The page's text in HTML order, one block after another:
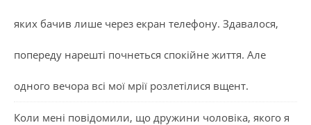
яких бачив лише через екран телефону. Здавалося,
попереду нарешті почнеться спокійне життя. Але
одного вечора всі мої мрії розлетілися вщент.
Коли мені повідомили, що дружини чоловіка, якого я